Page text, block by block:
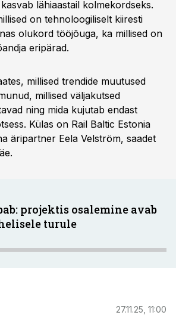
lähiaastail kolmekordseks.
on tehnoloogiliselt kiiresti
olukord tööjõuga, ka millised on
eripärad.
millised trendide muutused
millised väljakutsed
ning mida kujutab endast
Külas on Rail Baltic Estonia
äripartner Eela Velström, saadet
projektis osalemine avab
turule
27.11.25, 11:00